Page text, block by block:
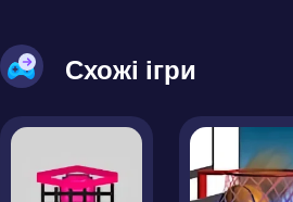
Схожі ігри